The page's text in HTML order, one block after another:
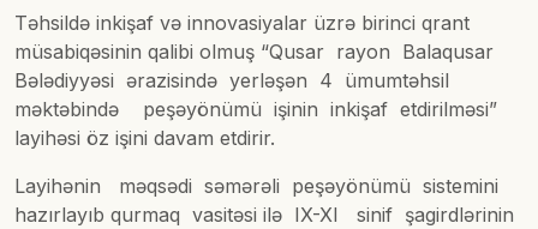
Təhsildə inkişaf və innovasiyalar üzrə birinci qrant
müsabiqəsinin qalibi olmuş “Qusar rayon Balaqusar
Bələdiyyəsi ərazisində yerləşən 4 ümumtəhsil
məktəbində peşəyönümü işinin inkişaf etdirilməsi”
layihəsi öz işini davam etdirir.
Layihənin məqsədi səmərəli peşəyönümü sistemini
hazırlayıb qurmaq vasitəsi ilə IX-XI sinif şagirdlərinin